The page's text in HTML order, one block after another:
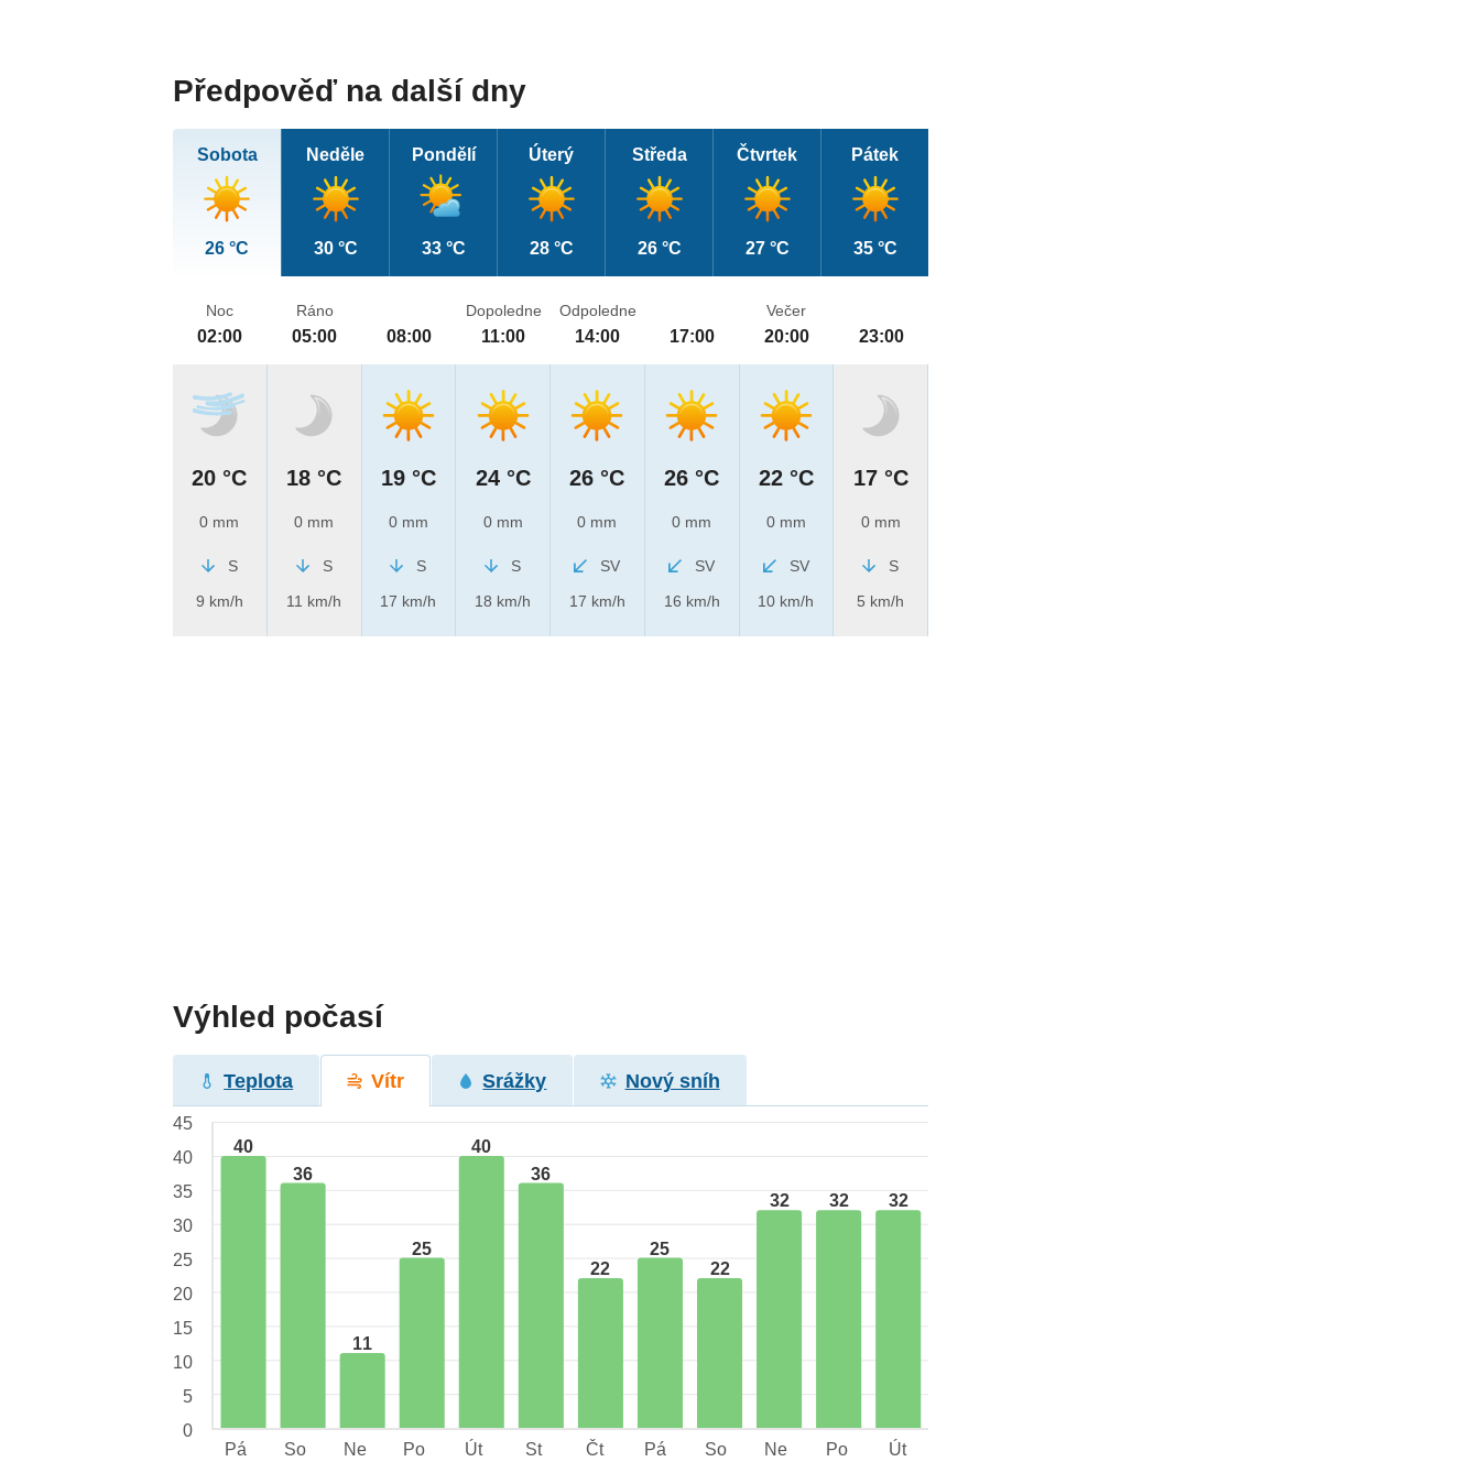
Předpověď na další dny
Sobota
26 °C
Neděle
30 °C
Pondělí
33 °C
Úterý
28 °C
Středa
26 °C
Čtvrtek
27 °C
Pátek
35 °C
Noc
02:00
20 °C
0 mm
S
9 km/h
Ráno
05:00
18 °C
0 mm
S
11 km/h
08:00
19 °C
0 mm
S
17 km/h
Dopoledne
11:00
24 °C
0 mm
S
18 km/h
Odpoledne
14:00
26 °C
0 mm
SV
17 km/h
17:00
26 °C
0 mm
SV
16 km/h
Večer
20:00
22 °C
0 mm
SV
10 km/h
23:00
17 °C
0 mm
S
5 km/h
Výhled počasí
Teplota Vítr Srážky Nový sníh
40
36
11
25
40
36
22
25
22
32 32 32
45
40
35
30
25
20
15
10
5
0
Pá
So Ne Po Út St Čt Pá So Ne Po Út